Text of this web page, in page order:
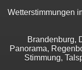
Wetterstimmungen
Brandenburg,
Panorama,
Stimmung,